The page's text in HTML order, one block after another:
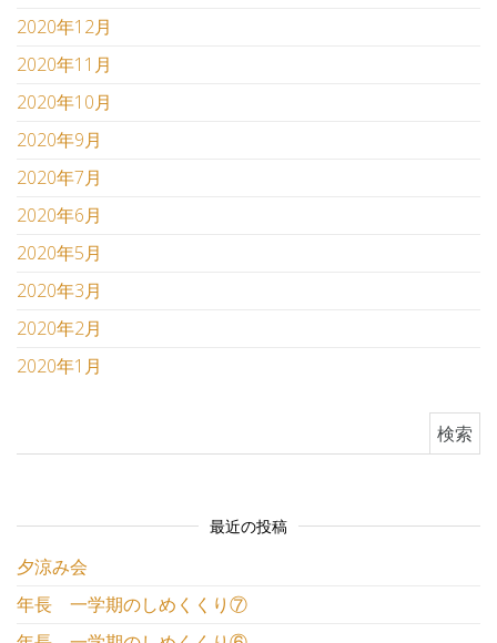
2020年12月
2020年11月
2020年10月
2020年9月
2020年7月
2020年6月
2020年5月
2020年3月
2020年2月
2020年1月
最近の投稿
夕涼み会
年長 一学期のしめくくり⑦